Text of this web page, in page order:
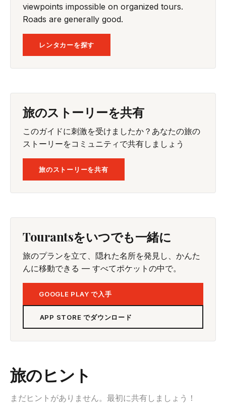
viewpoints impossible on organized tours.
Roads are generally good.
レンタカーを探す
旅のストーリーを共有
このガイドに刺激を受けましたか？あなたの旅の
ストーリーをコミュニティで共有しましょう
旅のストーリーを共有
Tourantsをいつでも一緒に
旅のプランを立て、隠れた名所を発見し、かんた
んに移動できる — すべてポケットの中で。
GOOGLE PLAY で入手
APP STORE でダウンロード
旅のヒント
まだヒントがありません。最初に共有しましょう！